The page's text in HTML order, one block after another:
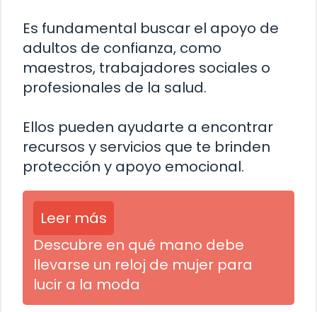
Es fundamental buscar el apoyo de
adultos de confianza, como
maestros, trabajadores sociales o
profesionales de la salud.
Ellos pueden ayudarte a encontrar
recursos y servicios que te brinden
protección y apoyo emocional.
Leer más
Descubre en qué mano debe
llevarse un reloj de mujer para
lucir a la moda